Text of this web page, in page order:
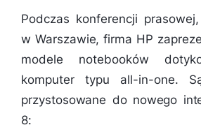
Podczas konferencji
w Warszawie, firma HP
modele notebooków
komputer typu all-in-one.
przystosowane do nowego
8: